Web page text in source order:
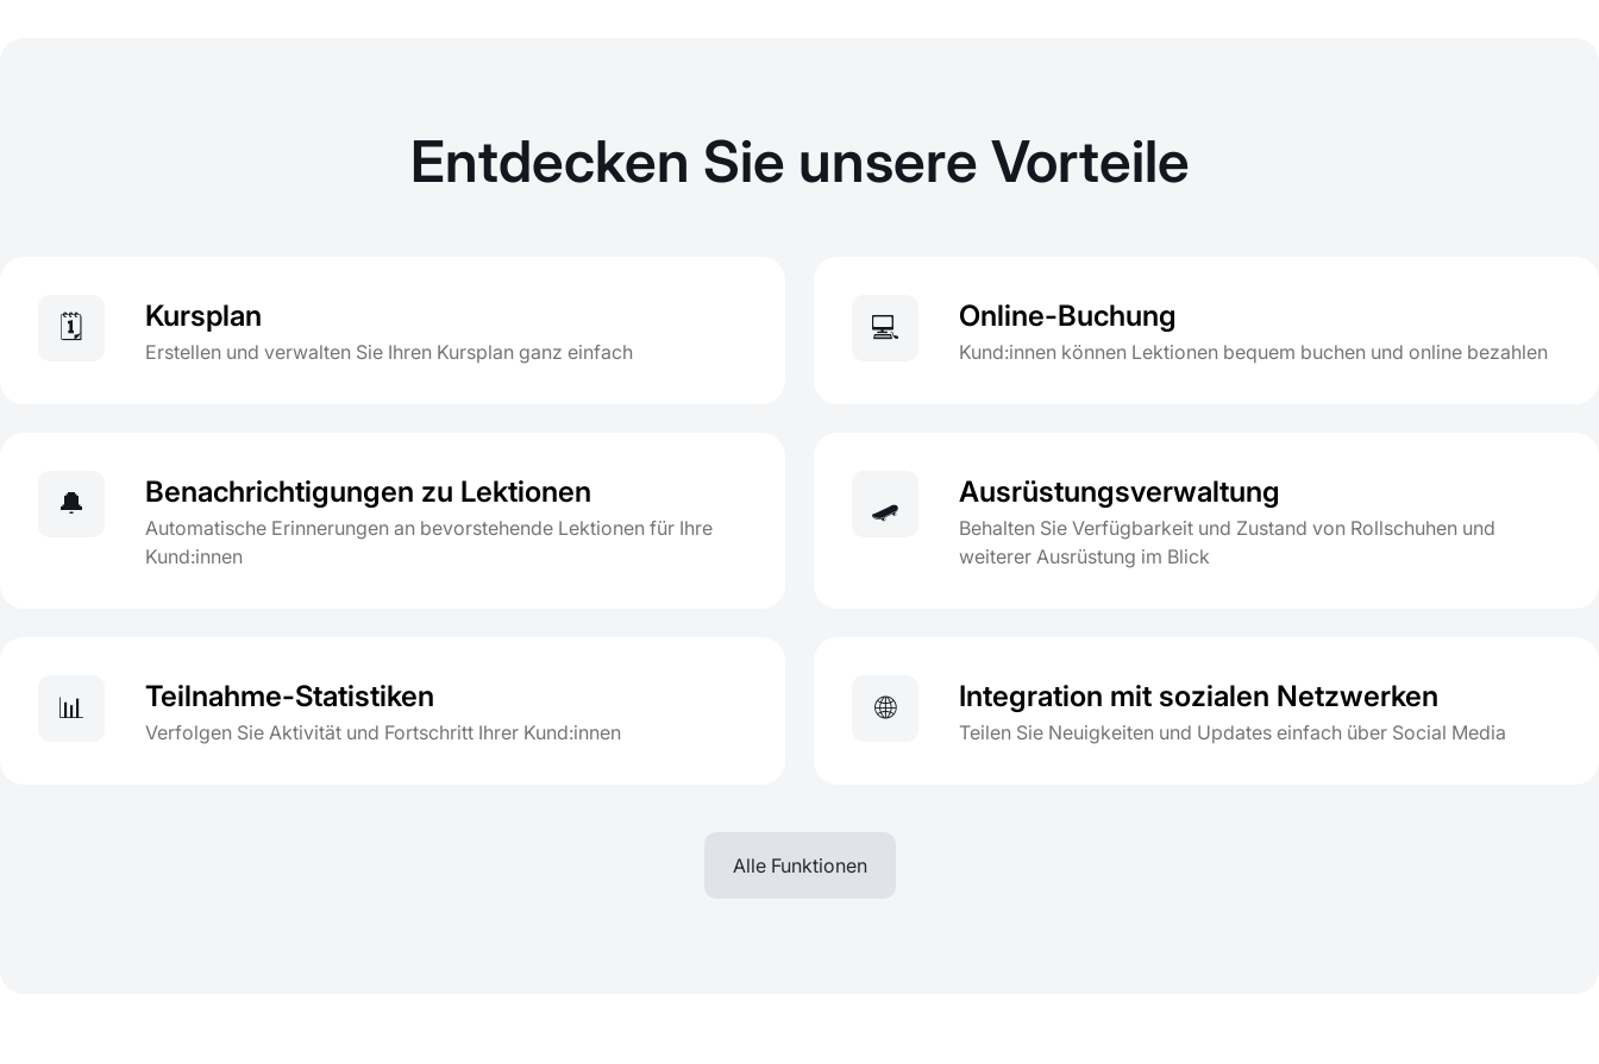
Entdecken Sie unsere Vorteile
🗓️ Kursplan
Erstellen und verwalten Sie Ihren Kursplan ganz einfach
💻 Online-Buchung
Kund:innen können Lektionen bequem buchen und online bezahlen
🔔 Benachrichtigungen zu Lektionen
Automatische Erinnerungen an bevorstehende Lektionen für Ihre
Kund:innen
🛹 Ausrüstungsverwaltung
Behalten Sie Verfügbarkeit und Zustand von Rollschuhen und
weiterer Ausrüstung im Blick
📊 Teilnahme-Statistiken
Verfolgen Sie Aktivität und Fortschritt Ihrer Kund:innen
🌐 Integration mit sozialen Netzwerken
Teilen Sie Neuigkeiten und Updates einfach über Social Media
Alle Funktionen